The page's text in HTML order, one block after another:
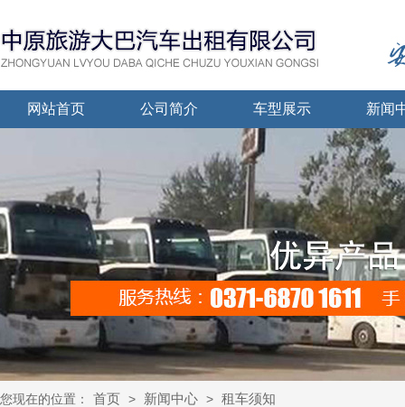
网站首页 公司简介 车型展示 新闻
您现在的位置： 首页 > 新闻中心 > 租车须知